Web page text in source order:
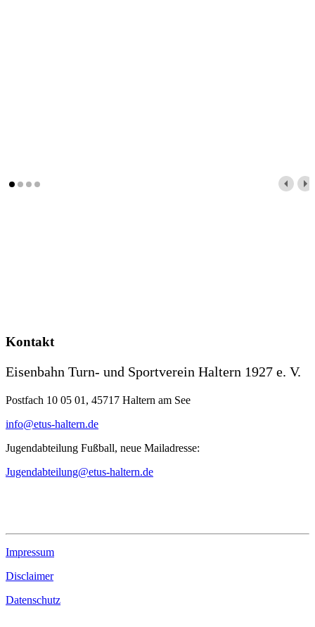
Kontakt
Eisenbahn Turn- und Sportverein Haltern 1927 e. V.
Postfach 10 05 01, 45717 Haltern am See
info@etus-haltern.de
Jugendabteilung Fußball, neue Mailadresse:
Jugendabteilung@etus-haltern.de
Impressum
Disclaimer
Datenschutz